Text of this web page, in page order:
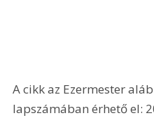
A cikk az Ezermester
lapszámában érhető el: